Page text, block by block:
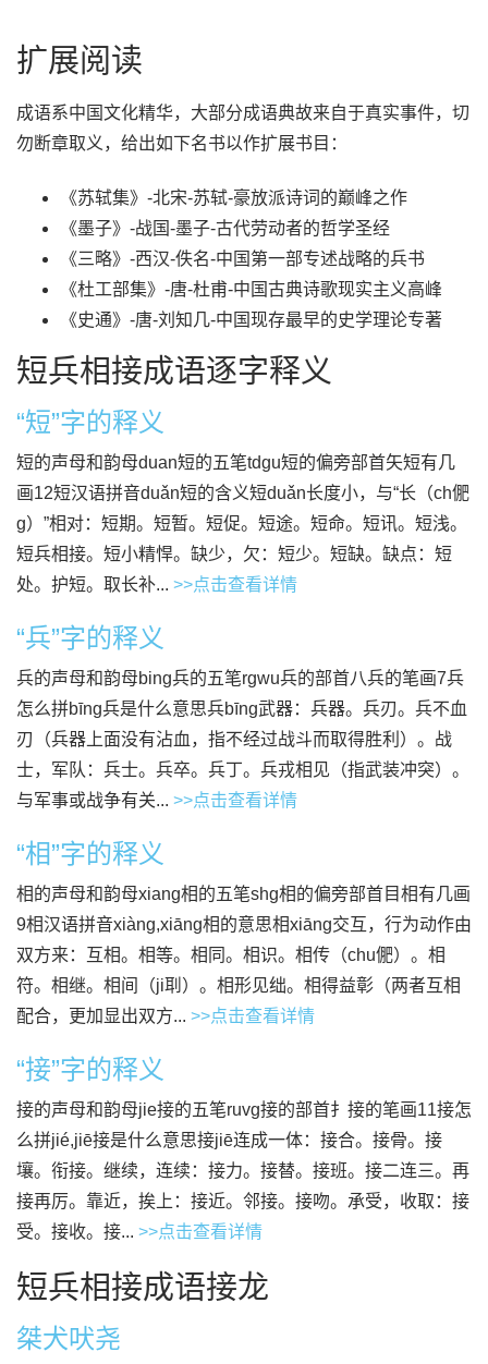
扩展阅读
成语系中国文化精华，大部分成语典故来自于真实事件，切
勿断章取义，给出如下名书以作扩展书目：
《苏轼集》-北宋-苏轼-豪放派诗词的巅峰之作
《墨子》-战国-墨子-古代劳动者的哲学圣经
《三略》-西汉-佚名-中国第一部专述战略的兵书
《杜工部集》-唐-杜甫-中国古典诗歌现实主义高峰
《史通》-唐-刘知几-中国现存最早的史学理论专著
短兵相接成语逐字释义
“短”字的释义
短的声母和韵母duan短的五笔tdgu短的偏旁部首矢短有几
画12短汉语拼音duǎn短的含义短duǎn长度小，与“长（ch俷
g）”相对：短期。短暂。短促。短途。短命。短讯。短浅。
短兵相接。短小精悍。缺少，欠：短少。短缺。缺点：短
处。护短。取长补... >>点击查看详情
“兵”字的释义
兵的声母和韵母bing兵的五笔rgwu兵的部首八兵的笔画7兵
怎么拼bīng兵是什么意思兵bīng武器：兵器。兵刃。兵不血
刃（兵器上面没有沾血，指不经过战斗而取得胜利）。战
士，军队：兵士。兵卒。兵丁。兵戎相见（指武装冲突）。
与军事或战争有关... >>点击查看详情
“相”字的释义
相的声母和韵母xiang相的五笔shg相的偏旁部首目相有几画
9相汉语拼音xiàng,xiāng相的意思相xiāng交互，行为动作由
双方来：互相。相等。相同。相识。相传（chu俷）。相
符。相继。相间（ji刵）。相形见绌。相得益彰（两者互相
配合，更加显出双方... >>点击查看详情
“接”字的释义
接的声母和韵母jie接的五笔ruvg接的部首扌接的笔画11接怎
么拼jié,jiē接是什么意思接jiē连成一体：接合。接骨。接
壤。衔接。继续，连续：接力。接替。接班。接二连三。再
接再厉。靠近，挨上：接近。邻接。接吻。承受，收取：接
受。接收。接... >>点击查看详情
短兵相接成语接龙
桀犬吠尧